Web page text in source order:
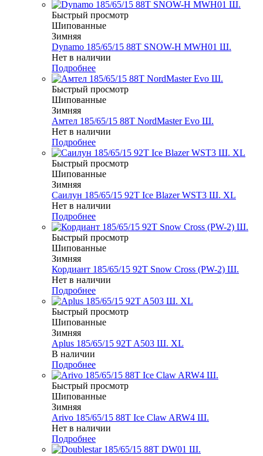
Быстрый просмотр
Шипованные
Зимняя
Dynamo 185/65/15 88T SNOW-H MWH01 Ш.
Нет в наличии
Подробнее
Быстрый просмотр
Шипованные
Зимняя
Амтел 185/65/15 88T NordMaster Evo Ш.
Нет в наличии
Подробнее
Быстрый просмотр
Шипованные
Зимняя
Саилун 185/65/15 92T Ice Blazer WST3 Ш. XL
Нет в наличии
Подробнее
Быстрый просмотр
Шипованные
Зимняя
Кордиант 185/65/15 92T Snow Cross (PW-2) Ш.
Нет в наличии
Подробнее
Быстрый просмотр
Шипованные
Зимняя
Aplus 185/65/15 92T A503 Ш. XL
В наличии
Подробнее
Быстрый просмотр
Шипованные
Зимняя
Arivo 185/65/15 88T Ice Claw ARW4 Ш.
Нет в наличии
Подробнее